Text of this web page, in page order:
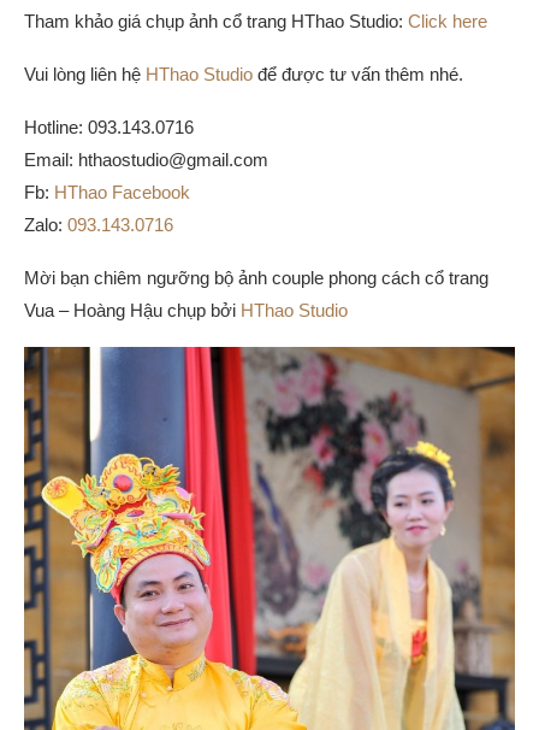
Tham khảo giá chụp ảnh cổ trang HThao Studio: Click here
Vui lòng liên hệ HThao Studio để được tư vấn thêm nhé.
Hotline: 093.143.0716
Email: hthaostudio@gmail.com
Fb: HThao Facebook
Zalo: 093.143.0716
Mời bạn chiêm ngưỡng bộ ảnh couple phong cách cổ trang
Vua – Hoàng Hậu chụp bởi HThao Studio